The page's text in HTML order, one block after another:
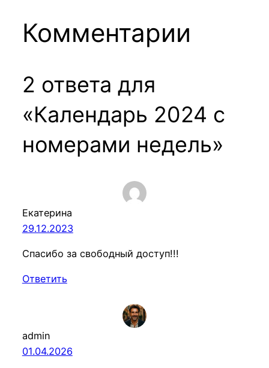
Комментарии
2 ответа для
«Календарь 2024 с
номерами недель»
Екатерина
29.12.2023
Спасибо за свободный доступ!!!
Ответить
admin
01.04.2026